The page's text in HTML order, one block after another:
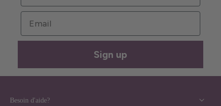
Email
Sign up
Besoin d'aide?